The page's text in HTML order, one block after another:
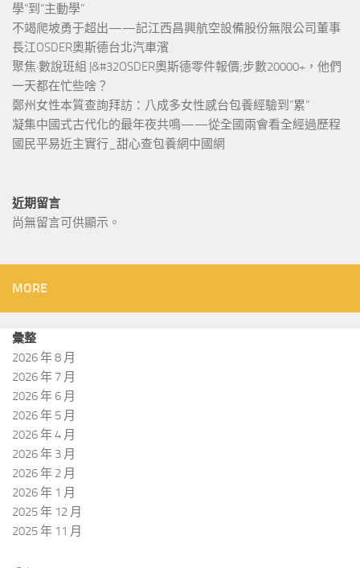
學”到“主動學”
不竭爬坡勇于超出——記江西昌興航空設備股份無限公司董事
長江OSDER奧斯德台北汽車濱
聚焦·數說班組 |&#32OSDER奧斯德零件報價;步數20000+，他們
一天都在忙些啥？
鄭州女性本質查詢拜訪：八成多女性感台包養經驗到”累”
凝集中國式古代化的最年夜共鳴——從全國兩會看全經過歷程
國民平易近主實行_甜心查包養網中國網
近期留言
尚無留言可供顯示。
MORE
彙整
2026 年 8 月
2026 年 7 月
2026 年 6 月
2026 年 5 月
2026 年 4 月
2026 年 3 月
2026 年 2 月
2026 年 1 月
2025 年 12 月
2025 年 11 月